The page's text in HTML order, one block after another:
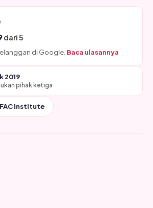
dari 5
di Google. Baca ulasannya
2019
pihak ketiga
FAC Institute